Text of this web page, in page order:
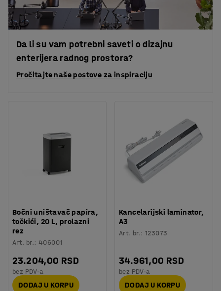
Da li su vam potrebni saveti o dizajnu
enterijera radnog prostora?
Pročitajte naše postove za inspiraciju
Bočni uništavač papira,
točkići, 20 L, prolazni
rez
Art. br.: 406001
23.204,00 RSD
bez PDV-a
DODAJ U KORPU
Kancelarijski laminator,
A3
Art. br.:123073
34.961,00 RSD
bez PDV-a
DODAJ U KORPU